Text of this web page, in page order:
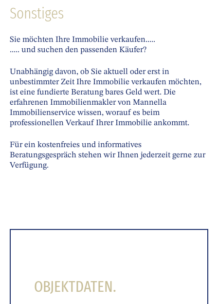
Sonstiges
Sie möchten Ihre Immobilie verkaufen.....
..... und suchen den passenden Käufer?
Unabhängig davon, ob Sie aktuell oder erst in
unbestimmter Zeit Ihre Immobilie verkaufen möchten,
ist eine fundierte Beratung bares Geld wert. Die
erfahrenen Immobilienmakler von Mannella
Immobilienservice wissen, worauf es beim
professionellen Verkauf Ihrer Immobilie ankommt.
Für ein kostenfreies und informatives
Beratungsgespräch stehen wir Ihnen jederzeit gerne zur
Verfügung.
OBJEKTDATEN.